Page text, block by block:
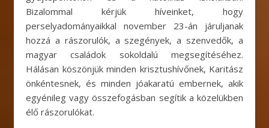
Bizalommal kérjük híveinket, hogy
perselyadományaikkal november 23-án járuljanak
hozzá a rászorulók, a szegények, a szenvedők, a
magyar családok sokoldalú megsegítéséhez.
Hálásan köszönjük minden krisztushívőnek, Karitász
önkéntesnek, és minden jóakaratú embernek, akik
egyénileg vagy összefogásban segítik a közelükben
élő rászorulókat.